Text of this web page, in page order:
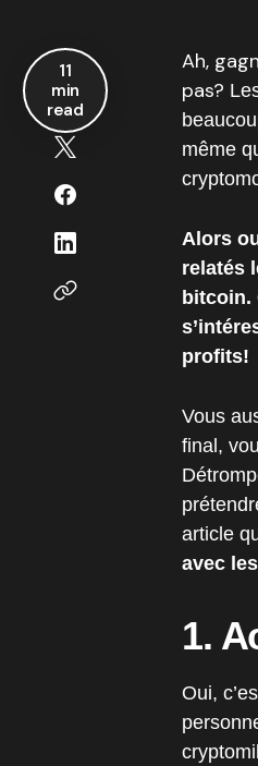
11
min
read
Ah,
pas?
même
Alors
relatés
bitcoin.
profits!
Vous
final,
article
avec
1.
Oui,